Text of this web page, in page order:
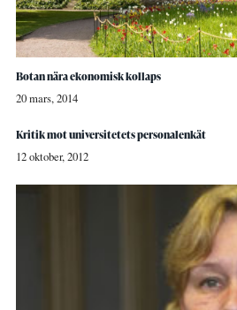
Botan nära ekonomisk kollaps
20 mars, 2014
Kritik mot universitetets personalenkät
12 oktober, 2012